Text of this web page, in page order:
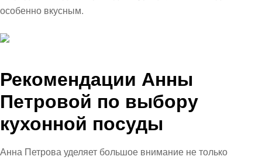
особенно вкусным.
Рекомендации Анны
Петровой по выбору
кухонной посуды
Анна Петрова уделяет большое внимание не только